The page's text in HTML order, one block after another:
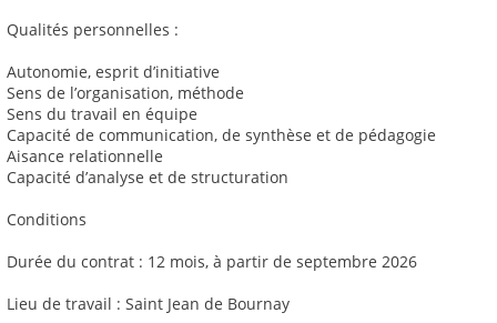
Qualités personnelles :
Autonomie, esprit d’initiative
Sens de l’organisation, méthode
Sens du travail en équipe
Capacité de communication, de synthèse et de pédagogie
Aisance relationnelle
Capacité d’analyse et de structuration
Conditions
Durée du contrat : 12 mois, à partir de septembre 2026
Lieu de travail : Saint Jean de Bournay